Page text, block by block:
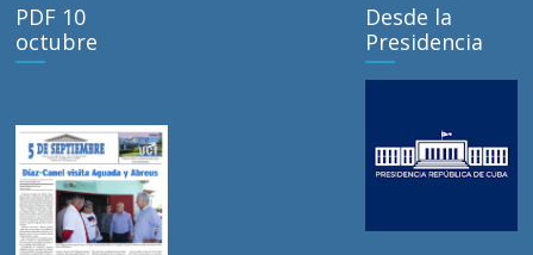
PDF 10
octubre
Desde la
Presidencia